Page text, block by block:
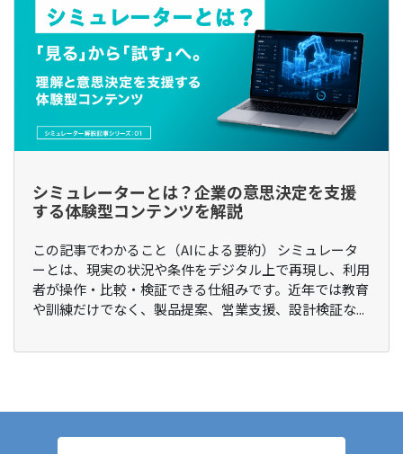
シミュレーターとは？企業の意思決定を支援
する体験型コンテンツを解説
この記事でわかること（AIによる要約） シミュレータ
ーとは、現実の状況や条件をデジタル上で再現し、利用
者が操作・比較・検証できる仕組みです。近年では教育
や訓練だけでなく、製品提案、営業支援、設計検証な...